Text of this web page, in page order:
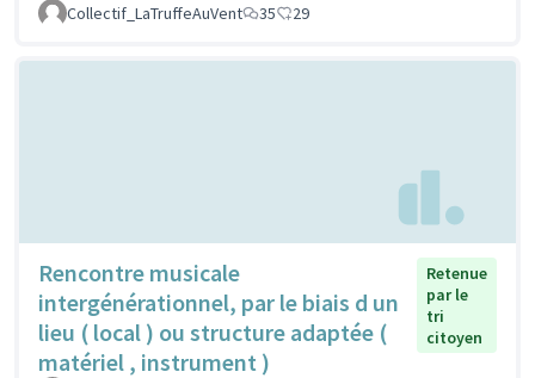
Collectif_LaTruffeAuVent
35 29
Rencontre musicale
intergénérationnel, par le biais d un
lieu ( local ) ou structure adaptée (
matériel , instrument )
Retenue
par le
tri
citoyen